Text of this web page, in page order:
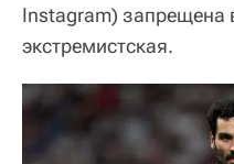
Instagram) запрещена
экстремистская.